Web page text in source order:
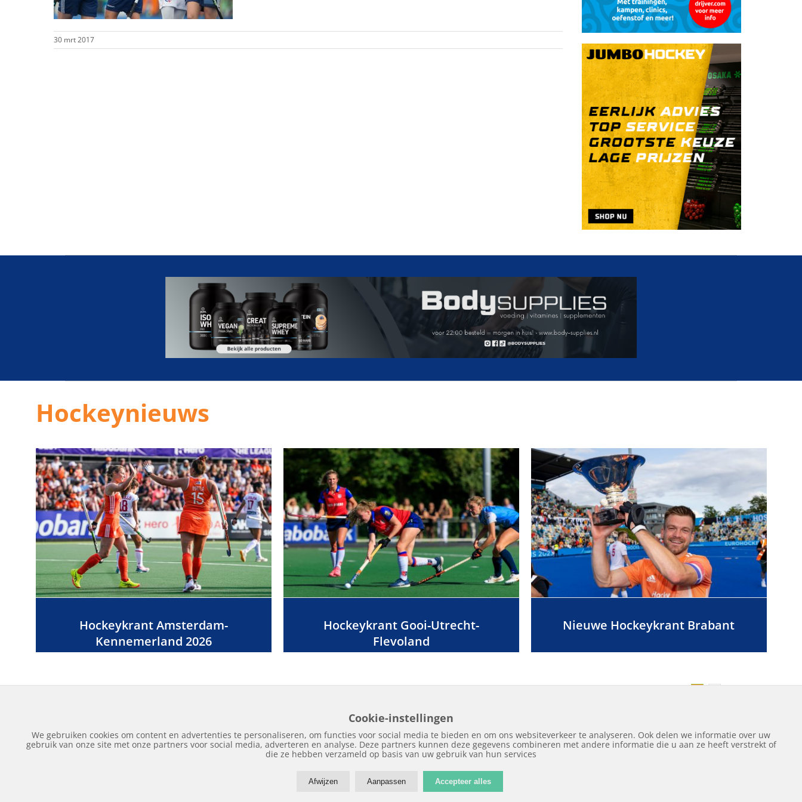
30 mrt 2017
Hockeynieuws
Hockeykrant Amsterdam-
Kennemerland 2026
Hockeykrant Gooi-Utrecht-
Flevoland
Nieuwe Hockeykrant Brabant
Home Edities Over Hockeykrant Adverteren Contact Nieuws Archief
Copyright © 2018 | Hockeykrant.nl | Realisatie:Site Online
Cookie-instellingen
We gebruiken cookies om content en advertenties te personaliseren, om functies voor social media te bieden en om ons websiteverkeer te analyseren. Ook delen we informatie over uw
gebruik van onze site met onze partners voor social media, adverteren en analyse. Deze partners kunnen deze gegevens combineren met andere informatie die u aan ze heeft verstrekt of
die ze hebben verzameld op basis van uw gebruik van hun services
Afwijzen Aanpassen Accepteer alles